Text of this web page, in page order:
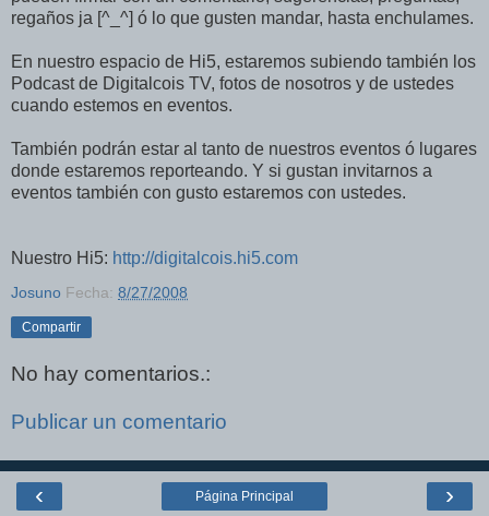
regaños ja [^_^] ó lo que gusten mandar, hasta enchulames.
En nuestro espacio de Hi5, estaremos subiendo también los
Podcast de Digitalcois TV, fotos de nosotros y de ustedes
cuando estemos en eventos.
También podrán estar al tanto de nuestros eventos ó lugares
donde estaremos reporteando. Y si gustan invitarnos a
eventos también con gusto estaremos con ustedes.
Nuestro Hi5: http://digitalcois.hi5.com
Josuno Fecha: 8/27/2008
Compartir
No hay comentarios.:
Publicar un comentario
‹ ›
Página Principal